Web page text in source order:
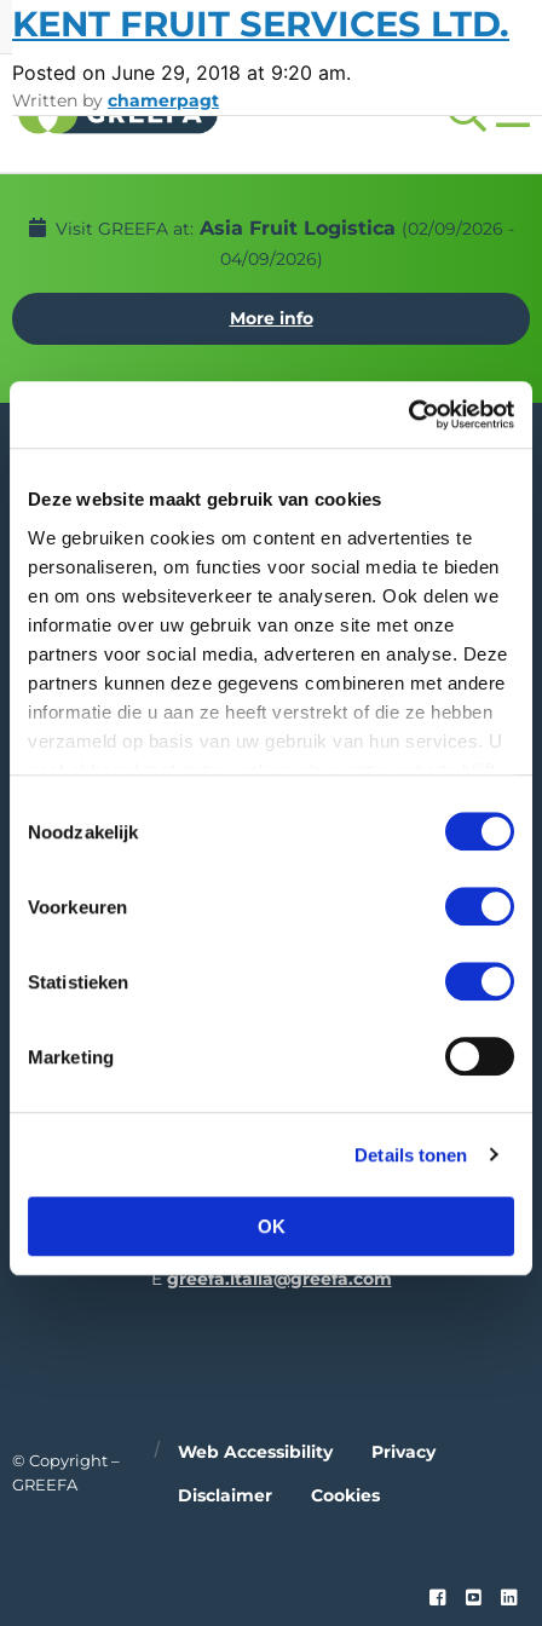
Deze website maakt gebruik van cookies
We gebruiken cookies om content en advertenties te
personaliseren, om functies voor social media te bieden
en om ons websiteverkeer te analyseren. Ook delen we
informatie over uw gebruik van onze site met onze
partners voor social media, adverteren en analyse. Deze
partners kunnen deze gegevens combineren met andere
informatie die u aan ze heeft verstrekt of die ze hebben
verzameld op basis van uw gebruik van hun services. U
Noodzakelijk
Voorkeuren
Statistieken
Marketing
Details tonen
OK
Events Careers LANG
KENT FRUIT SERVICES LTD.
Posted on June 29, 2018 at 9:20 am.
Written by chamerpagt
Visit GREEFA at: Asia Fruit Logistica (02/09/2026 -
04/09/2026)
More info
GREEFA Headquarters
Visiting address
Langstraat 12
4196 JB Tricht | NL
T +31 345 578 100
Einfo@greefa.nl
Chamber of Commerce (NL): 11016475
GREEFA Italia GmbH
39011 Lana | IT
T+39 0473 424 181
Egreefa.italia@greefa.com
© Copyright –
GREEFA
Web Accessibility Privacy
Disclaimer Cookies